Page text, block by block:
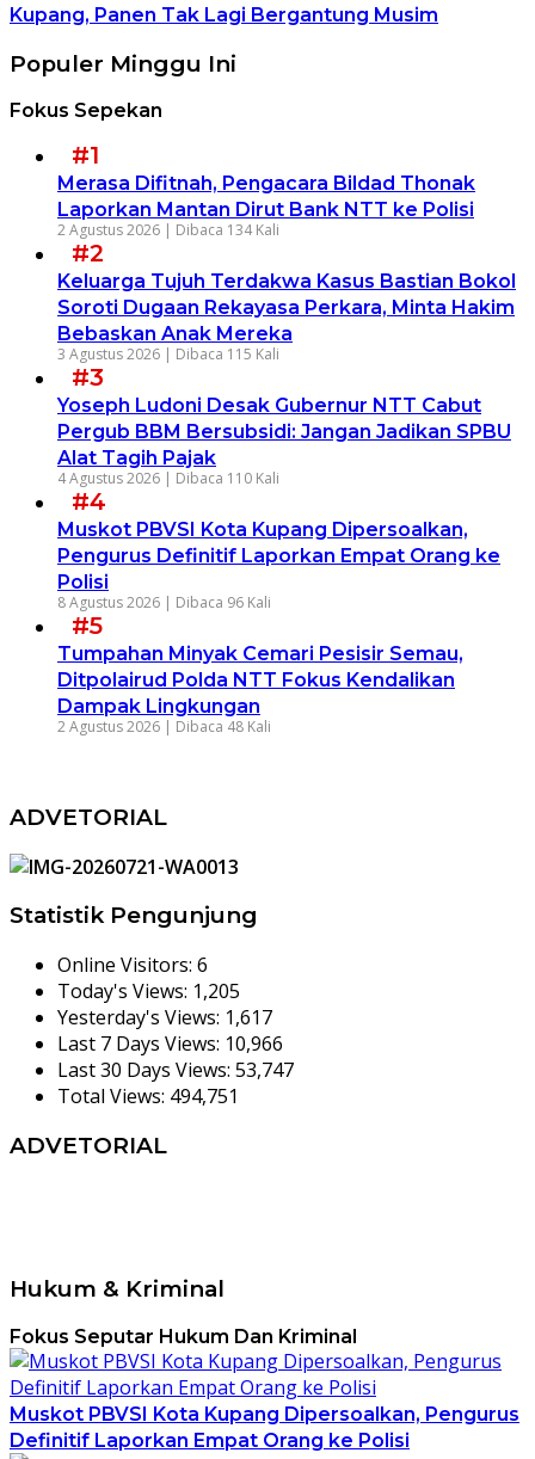
Kupang, Panen Tak Lagi Bergantung Musim
Populer Minggu Ini
Fokus Sepekan
#1
Merasa Difitnah, Pengacara Bildad Thonak
Laporkan Mantan Dirut Bank NTT ke Polisi
2 Agustus 2026 | Dibaca 134 Kali
#2
Keluarga Tujuh Terdakwa Kasus Bastian Bokol
Soroti Dugaan Rekayasa Perkara, Minta Hakim
Bebaskan Anak Mereka
3 Agustus 2026 | Dibaca 115 Kali
#3
Yoseph Ludoni Desak Gubernur NTT Cabut
Pergub BBM Bersubsidi: Jangan Jadikan SPBU
Alat Tagih Pajak
4 Agustus 2026 | Dibaca 110 Kali
#4
Muskot PBVSI Kota Kupang Dipersoalkan,
Pengurus Definitif Laporkan Empat Orang ke
Polisi
8 Agustus 2026 | Dibaca 96 Kali
#5
Tumpahan Minyak Cemari Pesisir Semau,
Ditpolairud Polda NTT Fokus Kendalikan
Dampak Lingkungan
2 Agustus 2026 | Dibaca 48 Kali
ADVETORIAL
Statistik Pengunjung
Online Visitors: 6
Today's Views: 1,205
Yesterday's Views: 1,617
Last 7 Days Views: 10,966
Last 30 Days Views: 53,747
Total Views: 494,751
ADVETORIAL
Hukum & Kriminal
Fokus Seputar Hukum Dan Kriminal
Muskot PBVSI Kota Kupang Dipersoalkan, Pengurus
Definitif Laporkan Empat Orang ke Polisi